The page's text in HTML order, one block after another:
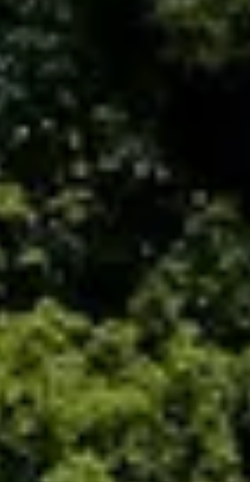
vini Savoia
vini Sud Ouest
vini Valle della Loira
vini Valle del Rodano
vini Beaune
vini Chablis
vini Cognac
vini Colmar
champagne Epernay
vini Nizza
champagne Reims